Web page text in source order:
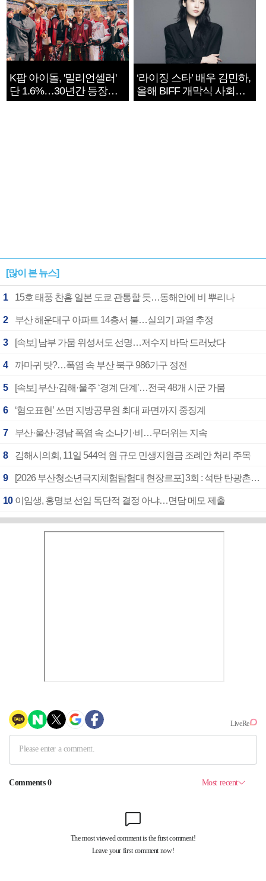
K팝 아이돌, '밀리언셀러'
단 1.6%…30년간 등장
1182개팀 전수조사
‘라이징 스타’ 배우 김민하,
올해 BIFF 개막식 사회자
확정
[많이 본 뉴스]
1 15호 태풍 찬홈 일본 도쿄 관통할 듯…동해안에 비 뿌리나
2 부산 해운대구 아파트 14층서 불…실외기 과열 추정
3 [속보] 남부 가뭄 위성서도 선명…저수지 바닥 드러났다
4 까마귀 탓?…폭염 속 부산 북구 986가구 정전
5 [속보] 부산·김해·울주 ‘경계 단계’…전국 48개 시군 가뭄
6 ‘혐오표현’ 쓰면 지방공무원 최대 파면까지 중징계
7 부산·울산·경남 폭염 속 소나기·비…무더위는 지속
8 김해시의회, 11일 544억 원 규모 민생지원금 조례안 처리 주목
9 [2026 부산청소년극지체험탐험대 현장르포] 3회 : 석탄 탄광촌에서 북극 연구의 중심지로
10 이임생, 홍명보 선임 독단적 결정 아냐…면담 메모 제출